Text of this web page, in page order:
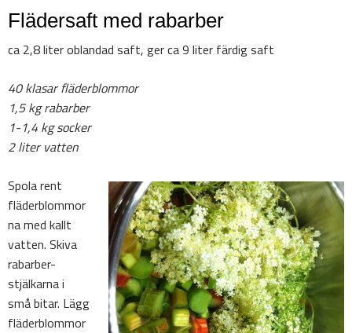
Flädersaft med rabarber
ca 2,8 liter oblandad saft, ger ca 9 liter färdig saft
40 klasar fläderblommor
1,5 kg rabarber
1-1,4 kg socker
2 liter vatten
Spola rent
fläderblommor
na med kallt
vatten. Skiva
rabarber-
stjälkarna i
små bitar. Lägg
fläderblommor